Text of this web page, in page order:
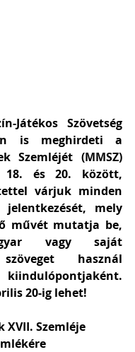
Játékos Szövetség
is meghirdeti a
Szemléjét (MMSZ)
18. és 20. között,
várjuk minden
mely
művét mutatja be,
vagy saját
használ
20-ig lehet!
XVII. Szemléje